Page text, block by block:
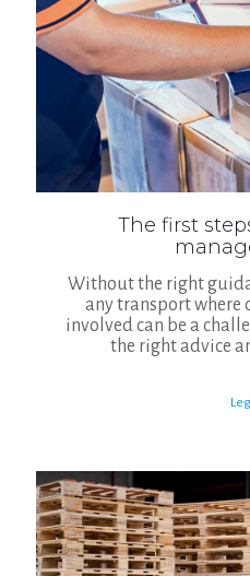
The first
Without the right
any transport where
involved can be a
the right advice